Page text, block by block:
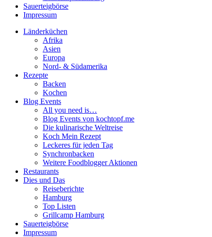
Sauerteigbörse
Impressum
Länderküchen
Afrika
Asien
Europa
Nord- & Südamerika
Rezepte
Backen
Kochen
Blog Events
All you need is…
Blog Events von kochtopf.me
Die kulinarische Weltreise
Koch Mein Rezept
Leckeres für jeden Tag
Synchronbacken
Weitere Foodblogger Aktionen
Restaurants
Dies und Das
Reiseberichte
Hamburg
Top Listen
Grillcamp Hamburg
Sauerteigbörse
Impressum